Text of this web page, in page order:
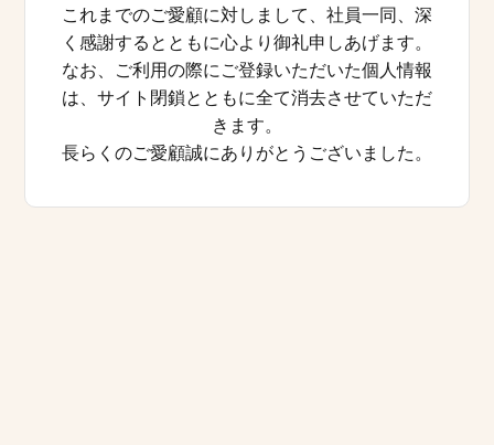
これまでのご愛顧に対しまして、社員一同、深
く感謝するとともに心より御礼申しあげます。
なお、ご利用の際にご登録いただいた個人情報
は、サイト閉鎖とともに全て消去させていただ
きます。
長らくのご愛顧誠にありがとうございました。